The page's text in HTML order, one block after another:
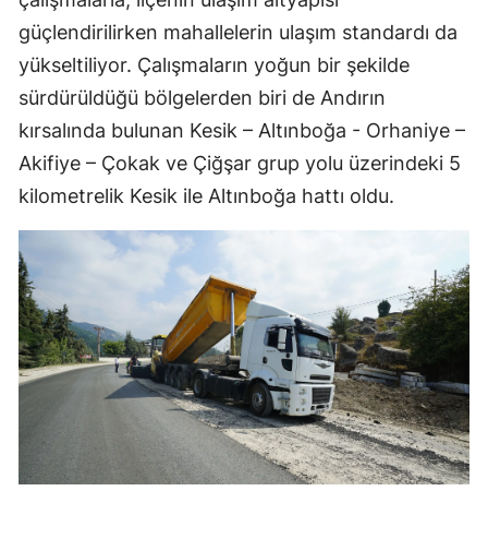
güçlendirilirken mahallelerin ulaşım standardı da
yükseltiliyor. Çalışmaların yoğun bir şekilde
sürdürüldüğü bölgelerden biri de Andırın
kırsalında bulunan Kesik – Altınboğa - Orhaniye –
Akifiye – Çokak ve Çiğşar grup yolu üzerindeki 5
kilometrelik Kesik ile Altınboğa hattı oldu.